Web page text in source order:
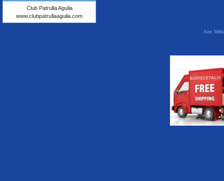
Club Patrulla Aguila
www.clubpatrullaaguila.com
Aire